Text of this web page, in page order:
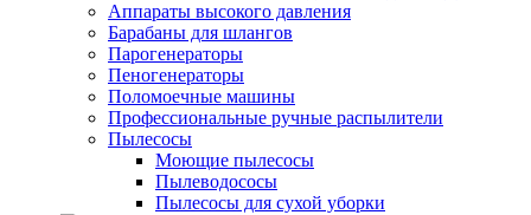
Аппараты высокого давления
Барабаны для шлангов
Парогенераторы
Пеногенераторы
Поломоечные машины
Профессиональные ручные распылители
Пылесосы
Моющие пылесосы
Пылеводососы
Пылесосы для сухой уборки